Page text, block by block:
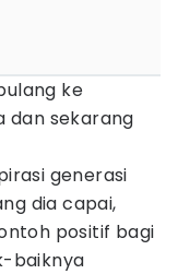
ke
dan sekarang
generasi
dia capai,
positif bagi
baiknya